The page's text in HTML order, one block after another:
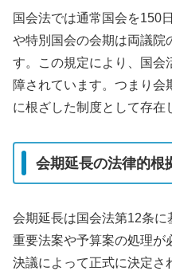
国会法では通常国会を150
や特別国会の会期は両議院
す。この規定により、国会
障されています。つまり会
に根ざした制度として存在
会期延長の法律的根
会期延長は国会法第12条
重要法案や予算案の処理が
決議によって正式に決定さ